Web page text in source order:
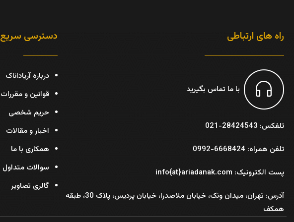
راه های ارتباطی
با ما تماس بگیرید
تلفکس: 28424543-021
تلفن همراه: 6668424-0992
پست الکترونیک: info{at}ariadanak.com
آدرس:
تهران، میدان ونک، خیابان ملاصدرا، خیابان پردیس، پلاک 30، طبقه
همکف
دسترسی سریع
درباره آریاداناک
قوانین و مقررات
حریم شخصی
اخبار و مقالات
همکاری با ما
سوالات متداول
گالری تصاویر